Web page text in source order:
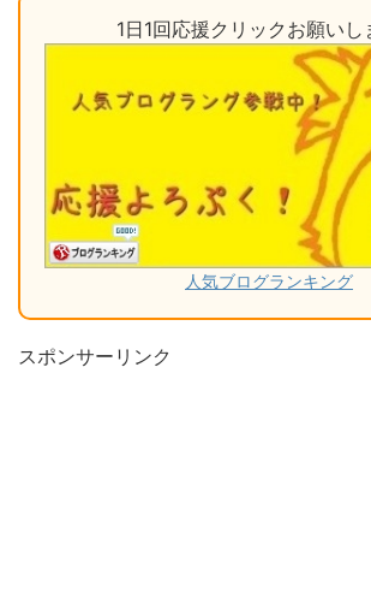
1日1回応援クリックお願いし
人気ブログランキング
スポンサーリンク